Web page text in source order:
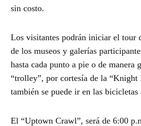
sin costo.
Los visitantes podrán iniciar el tour
de los museos y galerías
hasta cada punto a pie o de manera
“trolley”, por cortesía de la “Knight
también se puede ir en las bicicletas
El “Uptown Crawl”, será de 6:00